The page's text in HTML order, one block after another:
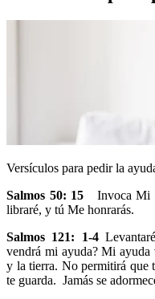
Versículos para pedir la
Salmos 50: 15
Invoca Mi
libraré, y tú Me honrarás.
Salmos 121: 1-4
vendrá mi ayuda? Mi
y la tierra. No permitirá que
te guarda. Jamás se